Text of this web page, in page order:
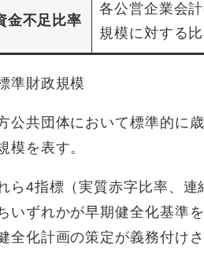
金不足比率
各公営企業会
規模に対する
準財政規模
公共団体において標準的に
模を表す。
ら4指標（実質赤字比率、
いずれかが早期健全化基準
全化計画の策定が義務付けさ